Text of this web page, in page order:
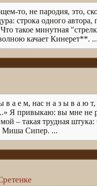
то, не пародия, это,
строка одного
такое минутная
качает Кинерет**.
а е м, нас н а з ы в а ю т,
Я привыкаю: вы мне
– такая трудная
Миша Сипер. ...